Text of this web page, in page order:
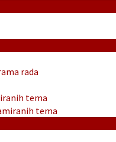
rada
tema
tema